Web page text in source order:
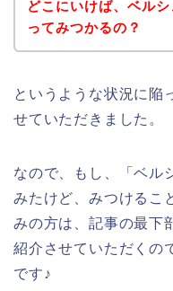
どこにいけば、ベル
ってみつかるの？
というような状況に陥
せていただきました。
なので、もし、「ベル
みたけど、みつけるこ
みの方は、記事の最下
紹介させていただくの
です♪